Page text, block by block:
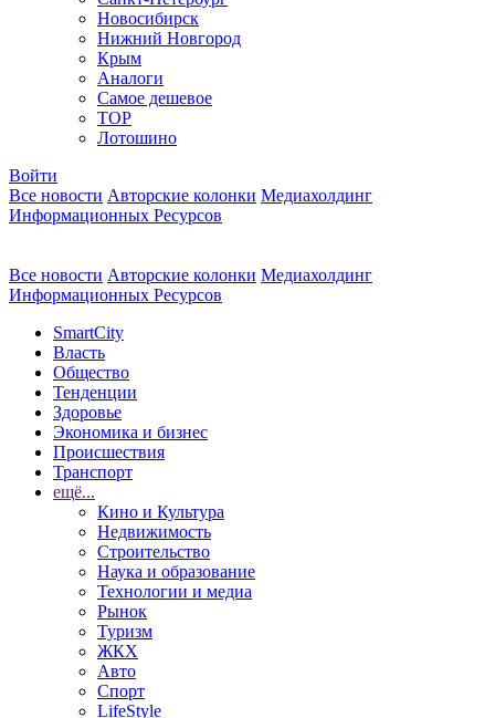
Новосибирск
Нижний Новгород
Крым
Аналоги
Самое дешевое
TOP
Лотошино
Войти
Все новости Авторские колонки Медиахолдинг
Информационных Ресурсов
Все новости Авторские колонки Медиахолдинг
Информационных Ресурсов
SmartCity
Власть
Общество
Тенденции
Здоровье
Экономика и бизнес
Происшествия
Транспорт
ещё...
Кино и Культура
Недвижимость
Строительство
Наука и образование
Технологии и медиа
Рынок
Туризм
ЖКХ
Авто
Спорт
LifeStyle